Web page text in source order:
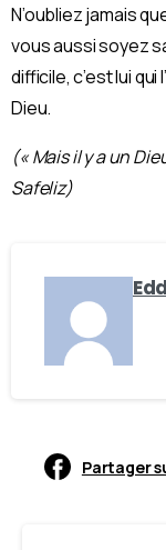
N’oubliez jamais
vous aussi soyez
difficile, c’est lui qui
Dieu.
(« Mais il y a un
Safeliz)
Partager